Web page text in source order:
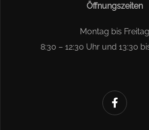
Öffnungszeiten
Montag bis Freitag
8:30 – 12:30 Uhr und 13:30